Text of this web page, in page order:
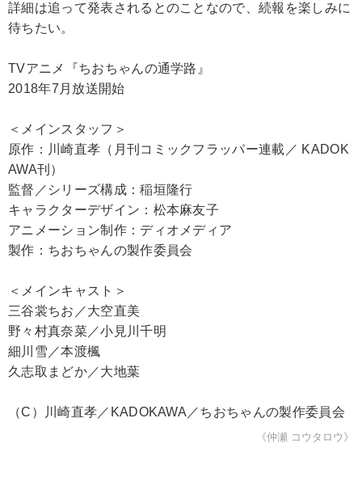
詳細は追って発表されるとのことなので、続報を楽しみに
待ちたい。
TVアニメ『ちおちゃんの通学路』
2018年7月放送開始
＜メインスタッフ＞
原作：川崎直孝（月刊コミックフラッパー連載／ KADOK
AWA刊）
監督／シリーズ構成：稲垣隆行
キャラクターデザイン：松本麻友子
アニメーション制作：ディオメディア
製作：ちおちゃんの製作委員会
＜メインキャスト＞
三谷裳ちお／大空直美
野々村真奈菜／小見川千明
細川雪／本渡楓
久志取まどか／大地葉
（C）川崎直孝／KADOKAWA／ちおちゃんの製作委員会
《仲瀬 コウタロウ》